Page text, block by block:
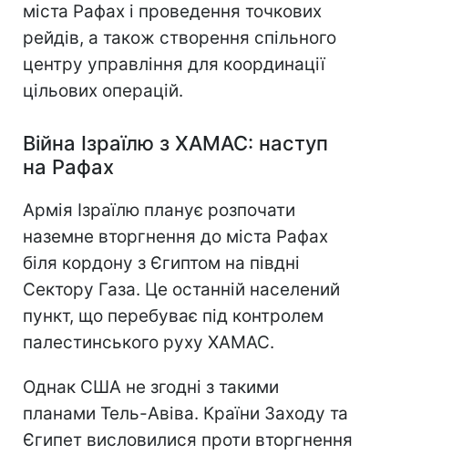
міста Рафах і проведення точкових
рейдів, а також створення спільного
центру управління для координації
цільових операцій.
Війна Ізраїлю з ХАМАС: наступ
на Рафах
Армія Ізраїлю планує розпочати
наземне вторгнення до міста Рафах
біля кордону з Єгиптом на півдні
Сектору Газа. Це останній населений
пункт, що перебуває під контролем
палестинського руху ХАМАС.
Однак США не згодні з такими
планами Тель-Авіва. Країни Заходу та
Єгипет висловилися проти вторгнення